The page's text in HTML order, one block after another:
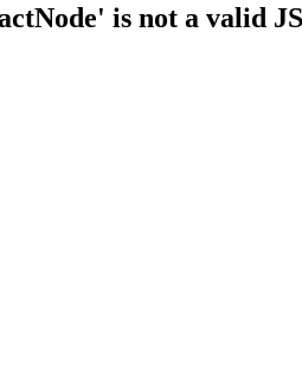
is not a valid